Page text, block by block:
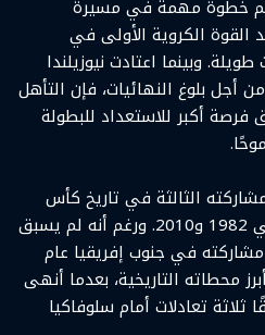
خطوة مهمة في مسيرة
القوة الكروية الأولى في
وبينما اعتادت نيوزيلندا
أجل بلوغ النهائيات، فإن التأهل
فرصة أكبر للاستعداد للبطولة
الثالثة في تاريخ كأس
العالم بعد ظهوره في نسختي 1982 و2010. ورغم أنه لم يسبق
مشاركته في جنوب إفريقيا عام
أبرز محطاته التاريخية، بعدما أنهى
تعادلات أمام سلوفاكيا